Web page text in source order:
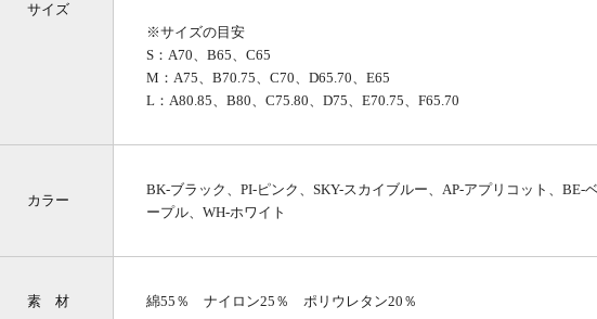
サイズ
※サイズの目安
S：A70、B65、C65
M：A75、B70.75、C70、D65.70、E65
L：A80.85、B80、C75.80、D75、E70.75、F65.70
カラー
BK-ブラック、PI-ピンク、SKY-スカイブルー、AP-アプリコット、BE-
ープル、WH-ホワイト
素 材 綿55％ ナイロン25％ ポリウレタン20％